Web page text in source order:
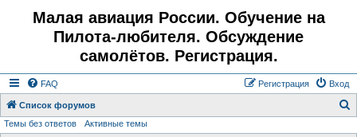
Малая авиация России. Обучение на
Пилота-любителя. Обсуждение
самолётов. Регистрация.
FAQ Вход
Регистрация
Список форумов
Темы без ответов Активные темы